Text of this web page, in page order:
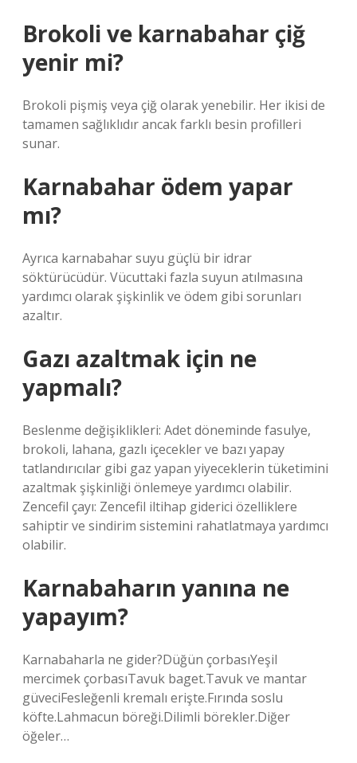
Brokoli ve karnabahar çiğ
yenir mi?
Brokoli pişmiş veya çiğ olarak yenebilir. Her ikisi de
tamamen sağlıklıdır ancak farklı besin profilleri
sunar.
Karnabahar ödem yapar
mı?
Ayrıca karnabahar suyu güçlü bir idrar
söktürücüdür. Vücuttaki fazla suyun atılmasına
yardımcı olarak şişkinlik ve ödem gibi sorunları
azaltır.
Gazı azaltmak için ne
yapmalı?
Beslenme değişiklikleri: Adet döneminde fasulye,
brokoli, lahana, gazlı içecekler ve bazı yapay
tatlandırıcılar gibi gaz yapan yiyeceklerin tüketimini
azaltmak şişkinliği önlemeye yardımcı olabilir.
Zencefil çayı: Zencefil iltihap giderici özelliklere
sahiptir ve sindirim sistemini rahatlatmaya yardımcı
olabilir.
Karnabaharın yanına ne
yapayım?
Karnabaharla ne gider?Düğün çorbasıYeşil
mercimek çorbasıTavuk baget.Tavuk ve mantar
güveciFesleğenli kremalı erişte.Fırında soslu
köfte.Lahmacun böreği.Dilimli börekler.Diğer
öğeler…